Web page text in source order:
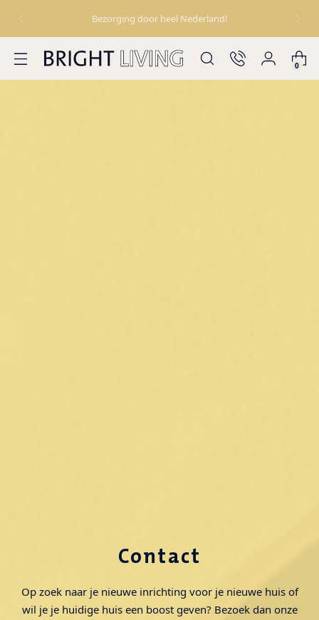
Bezorging door heel Nederland!
0
Contact
Op zoek naar je nieuwe inrichting voor je nieuwe huis of
wil je je huidige huis een boost geven? Bezoek dan onze